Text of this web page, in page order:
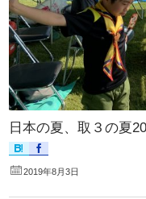
日本の夏、取３の夏
2019年8月3日